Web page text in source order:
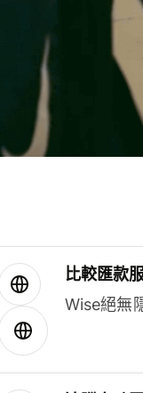
比較匯款
Wise絕無